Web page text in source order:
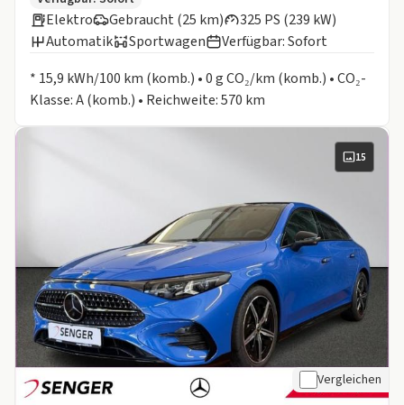
Elektro Gebraucht (25 km)
325 PS (239 kW)
Automatik
Sportwagen
Verfügbar: Sofort
* 15,9 kWh/100 km (komb.) • 0 g CO₂/km (komb.) • CO₂-
Klasse: A (komb.) • Reichweite: 570 km
15
Vergleichen